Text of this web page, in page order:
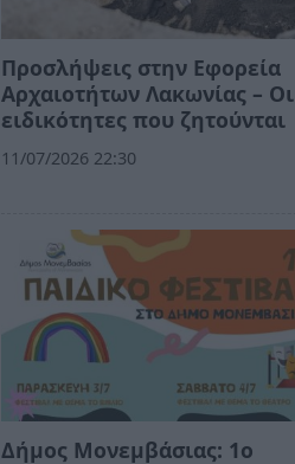
Προσλήψεις στην Εφορεία
Αρχαιοτήτων Λακωνίας – Οι
ειδικότητες που ζητούνται
11/07/2026 22:30
Δήμος Μονεμβάσιας: 1ο